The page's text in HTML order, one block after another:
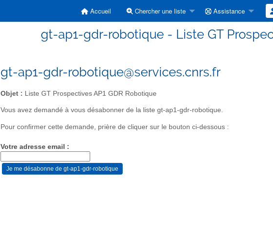
Accueil Chercher une liste Assistance
gt-ap1-gdr-robotique - Liste GT
gt-ap1-gdr-robotique@services.cnrs.fr
Objet : Liste GT Prospectives AP1 GDR Robotique
Vous avez demandé à vous désabonner de la liste gt-ap1-gdr-robotique.
Pour confirmer cette demande, prière de cliquer sur le bouton ci-dessous :
Votre adresse email :